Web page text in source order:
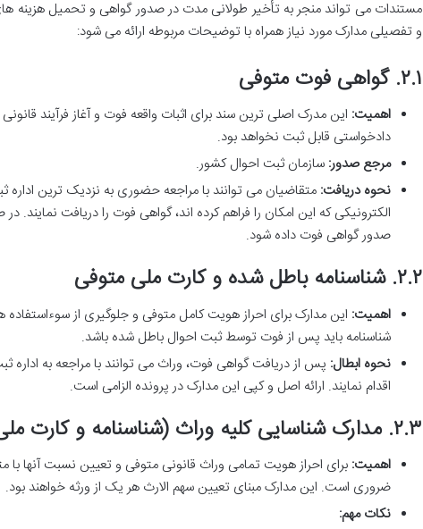
مستندات می تواند منجر به تأخیر طولانی مدت در صدور گواهی و تحمیل هزینه
و تفصیلی مدارک مورد نیاز همراه با توضیحات مربوطه ارائه می شود:
۲.۱. گواهی فوت متوفی
اهمیت: این مدرک اصلی ترین سند برای اثبات واقعه فوت و آغاز فرآیند
دادخواستی قابل ثبت نخواهد بود.
مرجع صدور: سازمان ثبت احوال کشور.
نحوه دریافت: متقاضیان می توانند با مراجعه حضوری به نزدیک ترین اداره
الکترونیکی که این امکان را فراهم کرده اند، گواهی فوت را دریافت
صدور گواهی فوت داده شود.
۲.۲. شناسنامه باطل شده و کارت ملی متوفی
اهمیت: این مدارک برای احراز هویت کامل متوفی و جلوگیری از
شناسنامه باید پس از فوت توسط ثبت احوال باطل شده باشد.
نحوه ابطال: پس از دریافت گواهی فوت، وراث می توانند با مراجعه به اداره
اقدام نمایند. ارائه اصل و کپی این مدارک در پرونده الزامی است.
۲.۳. مدارک شناسایی کلیه وراث (شناسنامه و کارت ملی)
اهمیت: برای احراز هویت تمامی وراث قانونی متوفی و تعیین نسبت آنها با
ضروری است. این مدارک مبنای تعیین سهم الارث هر یک از ورثه خواهند بود.
نکات مهم: